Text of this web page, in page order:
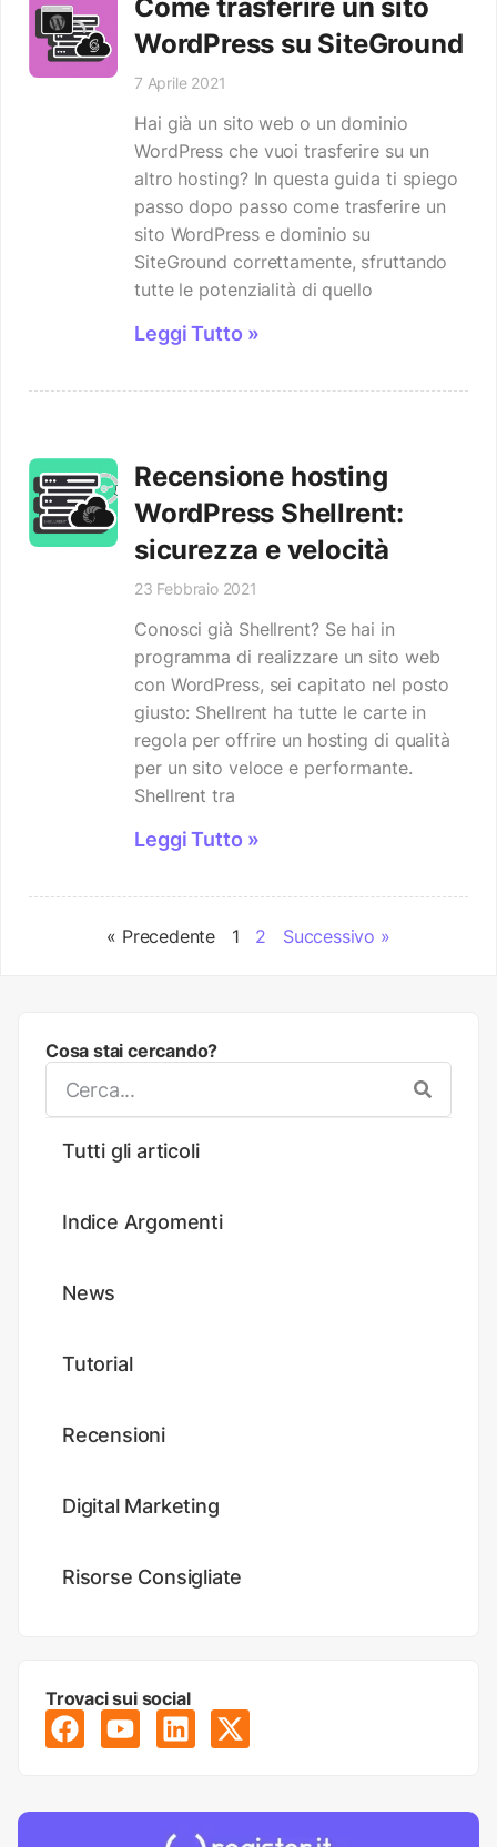
Cosa stai cercando?
Tutti gli articoli
Indice Argomenti
News
Tutorial
Recensioni
Digital Marketing
Risorse Consigliate
Trovaci sui social
Come trasferire un sito
WordPress su SiteGround
7 Aprile 2021
Hai già un sito web o un dominio
WordPress che vuoi trasferire su un
altro hosting? In questa guida ti spiego
passo dopo passo come trasferire un
sito WordPress e dominio su
SiteGround correttamente, sfruttando
tutte le potenzialità di quello
Leggi Tutto »
Recensione hosting
WordPress Shellrent:
sicurezza e velocità
23 Febbraio 2021
Conosci già Shellrent? Se hai in
programma di realizzare un sito web
con WordPress, sei capitato nel posto
giusto: Shellrent ha tutte le carte in
regola per offrire un hosting di qualità
per un sito veloce e performante.
Shellrent tra
Leggi Tutto »
« Precedente 1 2 Successivo »